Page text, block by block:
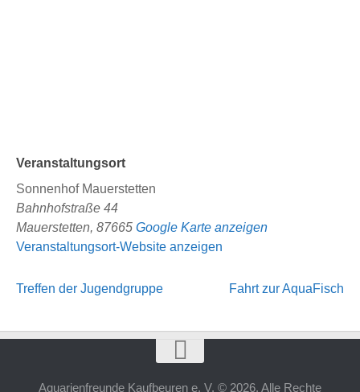
Veranstaltungsort
Sonnenhof Mauerstetten
Bahnhofstraße 44
Mauerstetten, 87665 Google Karte anzeigen
Veranstaltungsort-Website anzeigen
Treffen der Jugendgruppe Fahrt zur AquaFisch
Aquarienfreunde Kaufbeuren e. V. © 2026. Alle Rechte